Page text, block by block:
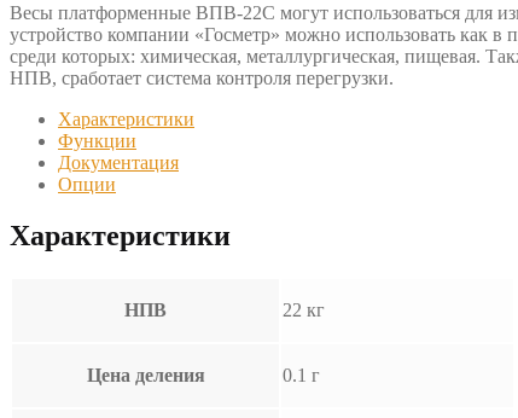
Весы платформенные ВПВ-22С могут использоваться для
устройство компании «Госметр» можно использовать как
среди которых: химическая, металлургическая, пищевая.
НПВ, сработает система контроля перегрузки.
Характеристики
Функции
Документация
Опции
Характеристики
НПВ 22 кг
Цена деления 0.1 г